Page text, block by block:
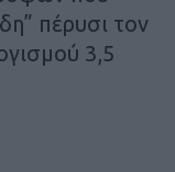
πέρυσι τον
3,5